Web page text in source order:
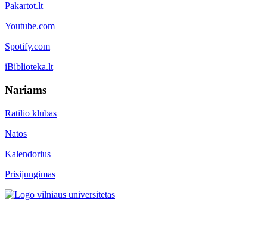
Pakartot.lt
Youtube.com
Spotify.com
iBiblioteka.lt
Nariams
Ratilio klubas
Natos
Kalendorius
Prisijungimas